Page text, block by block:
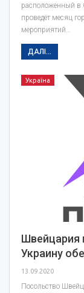
расположенный в
проведёт месяц
мероприятий…
ДАЛІ...
Україна
Швейцария
Украину
13.09.2020
Посольство